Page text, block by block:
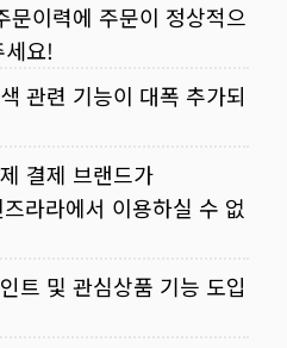
문이력에 주문이 정상적으
요!
관련 기능이 대폭 추가되
결제 브랜드가
라라에서 이용하실 수 없
트 및 관심상품 기능 도입